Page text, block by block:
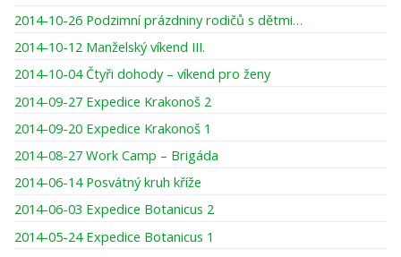
2014-10-26 Podzimní prázdniny rodičů s dětmi…
2014-10-12 Manželský víkend III.
2014-10-04 Čtyři dohody – víkend pro ženy
2014-09-27 Expedice Krakonoš 2
2014-09-20 Expedice Krakonoš 1
2014-08-27 Work Camp – Brigáda
2014-06-14 Posvátný kruh kříže
2014-06-03 Expedice Botanicus 2
2014-05-24 Expedice Botanicus 1